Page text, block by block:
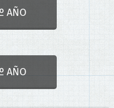
AÑO
AÑO